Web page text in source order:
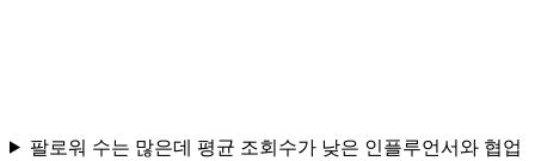
팔로워 수는 많은데 평균 조회수가 낮은 인플루언서와 협업